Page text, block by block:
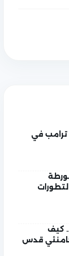
ترامب في
كيف
قدس